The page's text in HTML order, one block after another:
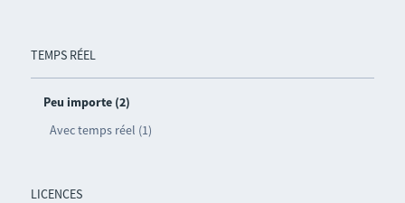
TEMPS RÉEL
Peu importe (2)
Avec temps réel (1)
LICENCES